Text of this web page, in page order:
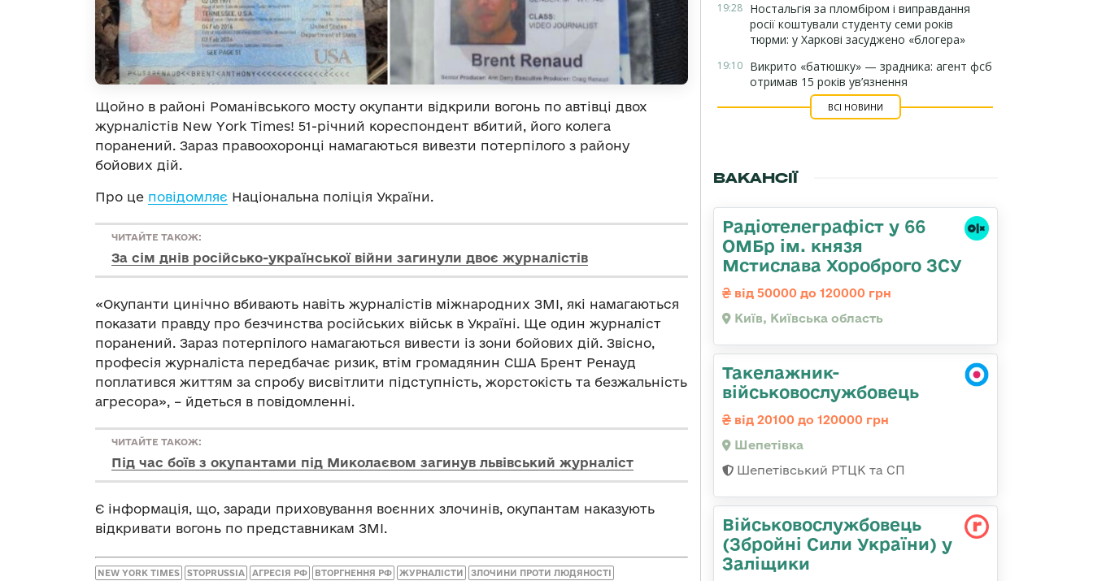
Щойно в районі Романівського мосту окупанти відкрили вогонь по автівці двох
журналістів New York Times! 51-річний кореспондент вбитий, його колега
поранений. Зараз правоохоронці намагаються вивезти потерпілого з району
бойових дій.
Про це повідомляє Національна поліція України.
ЧИТАЙТЕ ТАКОЖ:
За сім днів російсько-української війни загинули двоє журналістів
«Окупанти цинічно вбивають навіть журналістів міжнародних ЗМІ, які намагаються
показати правду про безчинства російських військ в Україні. Ще один журналіст
поранений. Зараз потерпілого намагаються вивести із зони бойових дій. Звісно,
професія журналіста передбачає ризик, втім громадянин США Брент Ренауд
поплатився життям за спробу висвітлити підступність, жорстокість та безжальність
агресора», – йдеться в повідомленні.
ЧИТАЙТЕ ТАКОЖ:
Під час боїв з окупантами під Миколаєвом загинув львівський журналіст
Є інформація, що, заради приховування воєнних злочинів, окупантам наказують
відкривати вогонь по представникам ЗМІ.
NEW YORK TIMES STOPRUSSIA АГРЕСІЯ РФ ВТОРГНЕННЯ РФ ЖУРНАЛІСТИ ЗЛОЧИНИ ПРОТИ ЛЮДЯНОСТІ
19:28 Ностальгія за пломбіром і виправдання
росії коштували студенту семи років
тюрми: у Харкові засуджено «блогера»
19:10 Викрито «батюшку» — зрадника: агент фсб
отримав 15 років ув’язнення
ВСІ НОВИНИ
ВАКАНСІЇ
Радіотелеграфіст у 66
ОМБр ім. князя
Мстислава Хороброго ЗСУ
від 50000 до 120000 грн
Київ, Київська область
Такелажник-
військовослужбовець
від 20100 до 120000 грн
Шепетівка
Шепетівський РТЦК та СП
Військовослужбовець
(Збройні Сили України) у
Заліщики